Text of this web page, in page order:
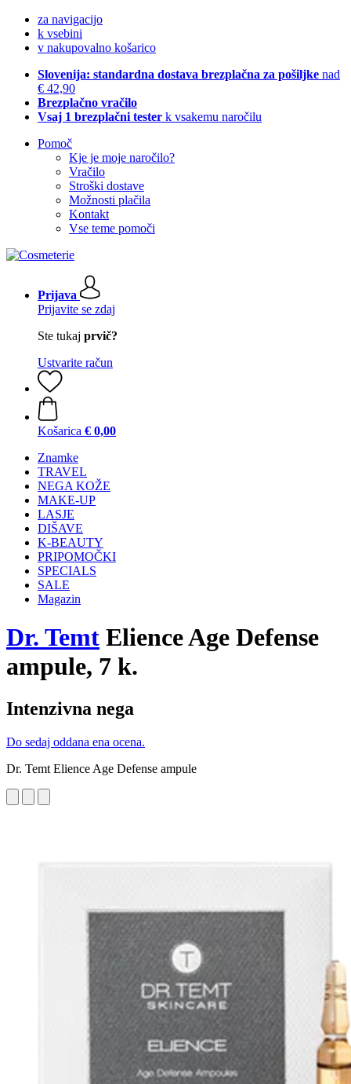
za navigacijo
k vsebini
v nakupovalno košarico
Slovenija: standardna dostava brezplačna za pošiljke nad
€ 42,90
Brezplačno vračilo
Vsaj 1 brezplačni tester k vsakemu naročilu
Pomoč
Kje je moje naročilo?
Vračilo
Stroški dostave
Možnosti plačila
Kontakt
Vse teme pomoči
Prijava
Prijavite se zdaj
Ste tukaj prvič?
Ustvarite račun
Košarica € 0,00
Znamke
TRAVEL
NEGA KOŽE
MAKE-UP
LASJE
DIŠAVE
K-BEAUTY
PRIPOMOČKI
SPECIALS
SALE
Magazin
Dr. Temt Elience Age Defense
ampule, 7 k.
Intenzivna nega
Do sedaj oddana ena ocena.
Dr. Temt Elience Age Defense ampule